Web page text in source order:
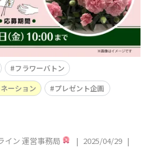
フラワーバトン
ーション
プレゼント企画
イン 運営事務局 | 2025/04/29 |